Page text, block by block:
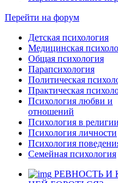
Перейти на форум
Детская психология
Медицинская
Общая психология
Парапсихология
Политическая
Практическая
Психология любви и
отношений
Психология в
Психология личности
Психология
Семейная психология
РЕВНОСТЬ И